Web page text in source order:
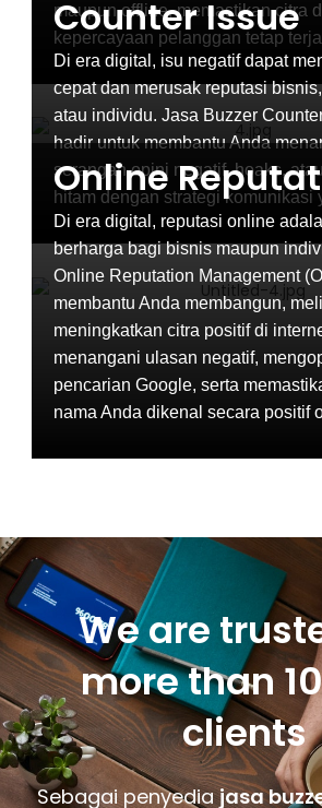
maupun offline, memastikan citra
kepercayaan pelanggan tetap
Counter Issue
Di era digital, isu negatif dapat
cepat dan merusak reputasi
atau individu. Jasa Buzzer
hadir untuk membantu Anda
serangan opini negatif, hoaks,
hitam dengan strategi komunikasi
Online
Di era digital, reputasi online
berharga bagi bisnis maupun
Online Reputation Management
membantu Anda membangun,
meningkatkan citra positif di
menangani ulasan negatif,
pencarian Google, serta
nama Anda dikenal secara positif
We are
more than
clients
Sebagai penyediajasa